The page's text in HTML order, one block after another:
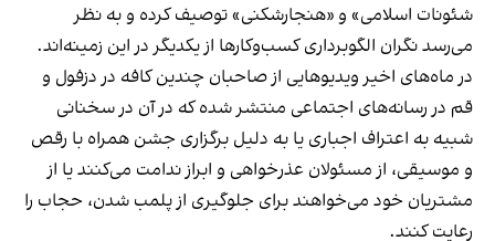
شئونات اسلامی» و «هنجارشکنی» توصیف کرده و به نظر
می‌رسد نگران الگوبرداری کسب‌وکارها از یکدیگر در این زمینه‌اند.
در ماه‌های اخیر ویدیوهایی از صاحبان چندین کافه در دزفول و
قم در رسانه‌های اجتماعی منتشر شده که در آن در سخنانی
شبیه به اعتراف اجباری یا به دلیل برگزاری جشن همراه با رقص
و موسیقی، از مسئولان عذرخواهی و ابراز ندامت می‌کنند یا از
مشتریان خود می‌خواهند برای جلوگیری از پلمب شدن، حجاب را
رعایت کنند.